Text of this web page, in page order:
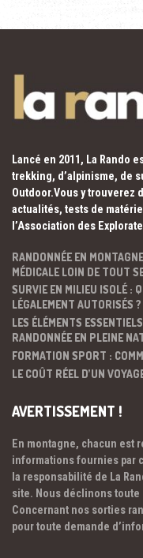
Lancé en 2011, La Rando
trekking, d’alpinisme, de
Outdoor.Vous y trouverez
actualités, tests de
l’Association des
RANDONNÉE EN
MÉDICALE LOIN DE TOUT
SURVIE EN MILIEU ISOLÉ :
LÉGALEMENT AUTORISÉS ?
LES ÉLÉMENTS
RANDONNÉE EN PLEINE
FORMATION SPORT :
LE COÛT RÉEL D’UN
AVERTISSEMENT !
En montagne, chacun est
informations fournies par
la responsabilité de La
site. Nous déclinons toute
Concernant nos sorties
pour toute demande